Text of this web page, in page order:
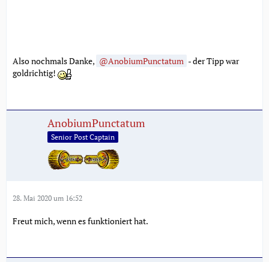
Also nochmals Danke, AnobiumPunctatum - der Tipp war
goldrichtig!
AnobiumPunctatum
Senior Post Captain
28. Mai 2020 um 16:52
Freut mich, wenn es funktioniert hat.